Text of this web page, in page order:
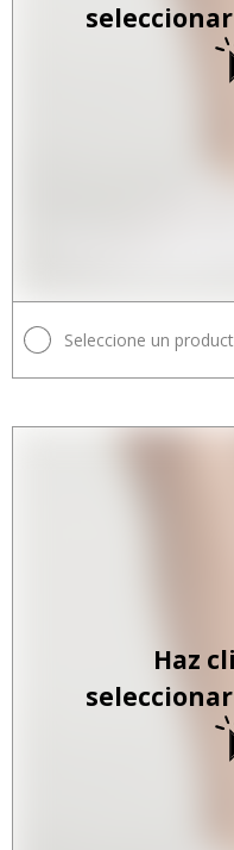
Seleccione un
Haz